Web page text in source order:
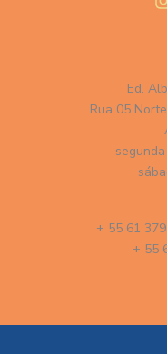
Ed.
Rua 05
+ 55 61
+ 55